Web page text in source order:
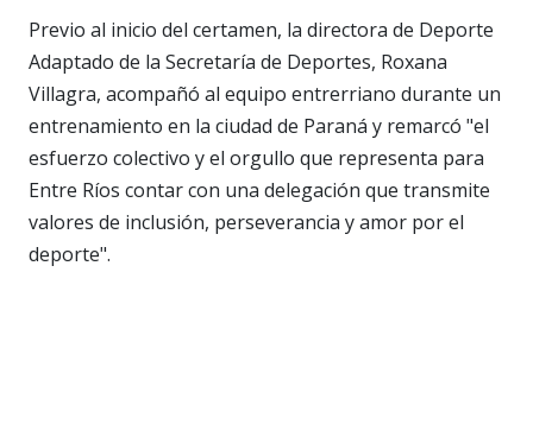
Previo al inicio del certamen, la directora de Deporte
Adaptado de la Secretaría de Deportes, Roxana
Villagra, acompañó al equipo entrerriano durante un
entrenamiento en la ciudad de Paraná y remarcó "el
esfuerzo colectivo y el orgullo que representa para
Entre Ríos contar con una delegación que transmite
valores de inclusión, perseverancia y amor por el
deporte".